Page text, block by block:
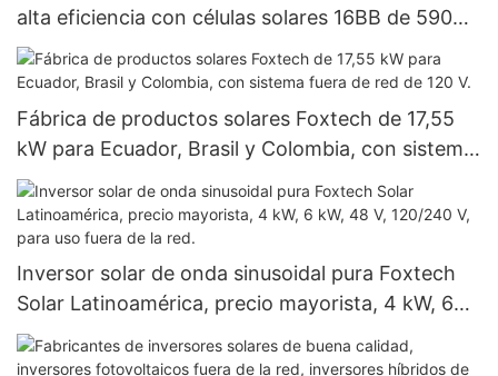
alta eficiencia con células solares 16BB de 590
vatios, 620 vatios, 630 vatios y 650 vatios con
doble panel.
Fábrica de productos solares Foxtech de 17,55
kW para Ecuador, Brasil y Colombia, con sistema
fuera de red de 120 V.
Inversor solar de onda sinusoidal pura Foxtech
Solar Latinoamérica, precio mayorista, 4 kW, 6
kW, 48 V, 120/240 V, para uso fuera de la red.